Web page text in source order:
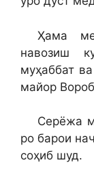
Ҳама
навозиш
муҳаббат
майор
Серёжа
ро барои
соҳиб шуд.